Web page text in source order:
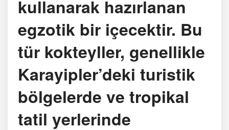
kullanarak hazırlanan
egzotik bir içecektir. Bu
tür kokteyller, genellikle
Karayipler’deki turistik
bölgelerde ve tropikal
tatil yerlerinde